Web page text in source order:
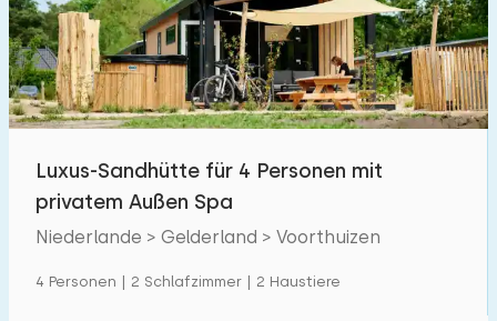
Schwimmbad 700 +
Eingezäunter Garten 164
Haustierfrei 600 +
Ladestation Auto
Luxus-Sandhütte für 4 Personen mit
privatem Außen Spa
Niederlande > Gelderland > Voorthuizen
4 Personen | 2 Schlafzimmer | 2 Haustiere